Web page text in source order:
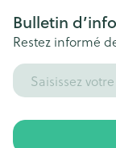
Bulletin
Restez informé
Adresse mail